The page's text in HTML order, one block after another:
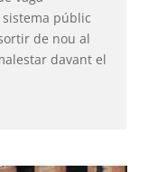
públic
de nou al
davant el